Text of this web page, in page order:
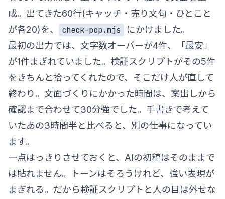
成。出てきた60行(キャッチ・売り文句・ひとこと
が各20)を、
check-pop.mjs
にかけました。
最初の出力では、文字数オーバーが4件、「最安」
が1件まぎれていました。検証スクリプトがその5件
をきちんと拾ってくれたので、そこだけ人が直して
終わり。文面づくりにかかった時間は、案出しから
確認まで合わせて30分強でした。手書きで考えて
いたあの3時間半と比べると、別の仕事になってい
ます。
一点はっきりさせておくと、AIの初稿はそのままで
は貼れません。トーンはそろうけれど、強い表現が
まぎれる。だから検証スクリプトと人の目は外せな